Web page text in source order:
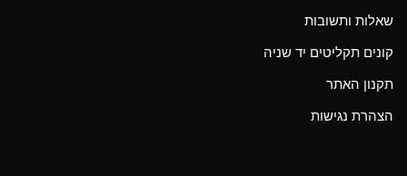
שאלות ותשובות
קונים תקליטים יד שניה
תקנון האתר
הצהרת נגישות